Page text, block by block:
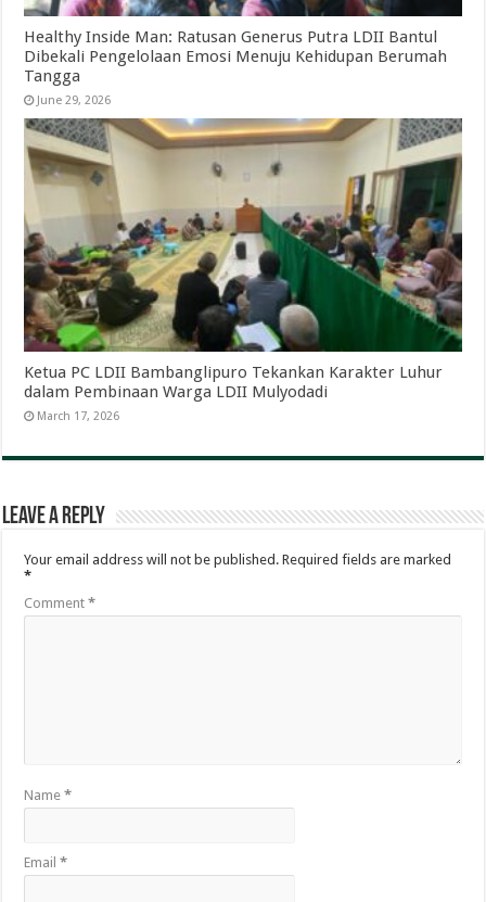
Healthy Inside Man: Ratusan Generus Putra LDII Bantul
Dibekali Pengelolaan Emosi Menuju Kehidupan Berumah
Tangga
June 29, 2026
Ketua PC LDII Bambanglipuro Tekankan Karakter Luhur
dalam Pembinaan Warga LDII Mulyodadi
March 17, 2026
Leave a Reply
Your email address will not be published. Required fields are marked
*
Comment*
Name*
Email*